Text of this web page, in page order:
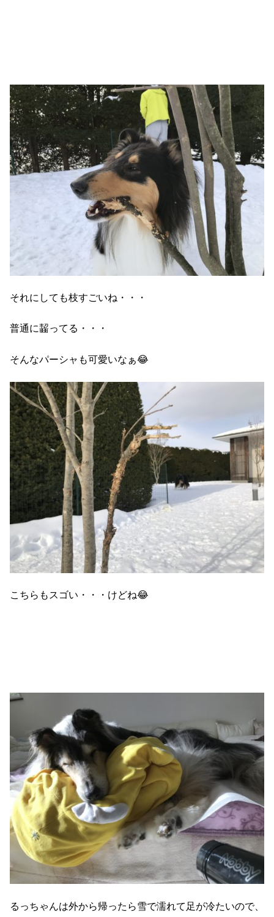
それにしても枝すごいね・・・
普通に齧ってる・・・
そんなパーシャも可愛いなぁ😂
こちらもスゴい・・・けどね😂
るっちゃんは外から帰ったら雪で濡れて足が冷たいので、